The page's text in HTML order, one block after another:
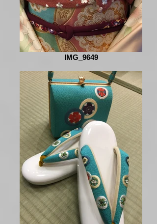
IMG_9649